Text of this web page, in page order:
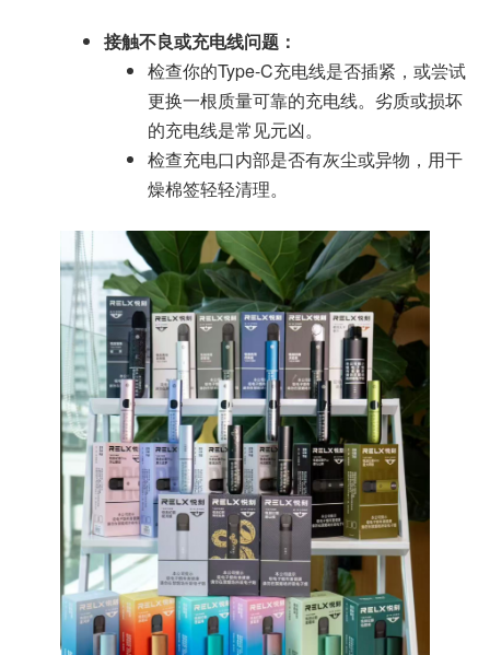
接触不良或充电线问题：
检查你的Type-C充电线是否插紧，或尝试
更换一根质量可靠的充电线。劣质或损坏
的充电线是常见元凶。
检查充电口内部是否有灰尘或异物，用干
燥棉签轻轻清理。